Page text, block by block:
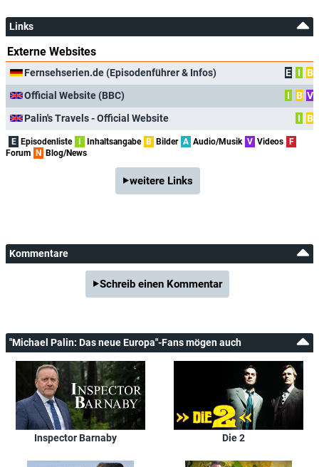
Links
Externe Websites
Fernsehserien.de (Episodenführer & Infos) E I
B
Official Website (BBC)
I B V
Palin's Travels - Official Website
I B
E Episodenliste I Inhaltsangabe B Bilder A Audio/Musik V Videos F
Forum N Blog/News
weitere Links
Kommentare
Schreib einen Kommentar
"Michael Palin: Das neue Europa"-Fans mögen auch
Inspector Barnaby Die 2